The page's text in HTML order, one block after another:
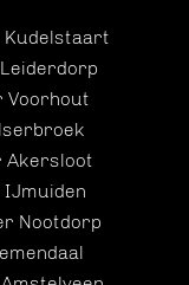
Kudelstaart
Voorhout
Akersloot
Nootdorp